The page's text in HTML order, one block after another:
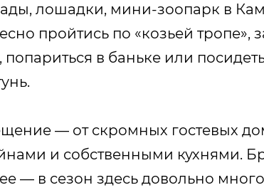
лошадки, мини-зоопарк в
пройтись по «козьей тропе»,
попариться в баньке или
— от скромных гостевых
и собственными кухнями.
— в сезон здесь довольно